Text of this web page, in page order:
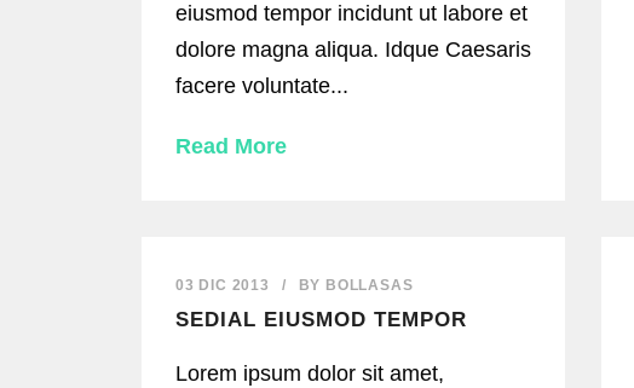
eiusmod tempor incidunt ut labore et
dolore magna aliqua. Idque Caesaris
facere voluntate...
Read More
03 DIC 2013 / BY BOLLASAS
SEDIAL EIUSMOD TEMPOR
Lorem ipsum dolor sit amet,